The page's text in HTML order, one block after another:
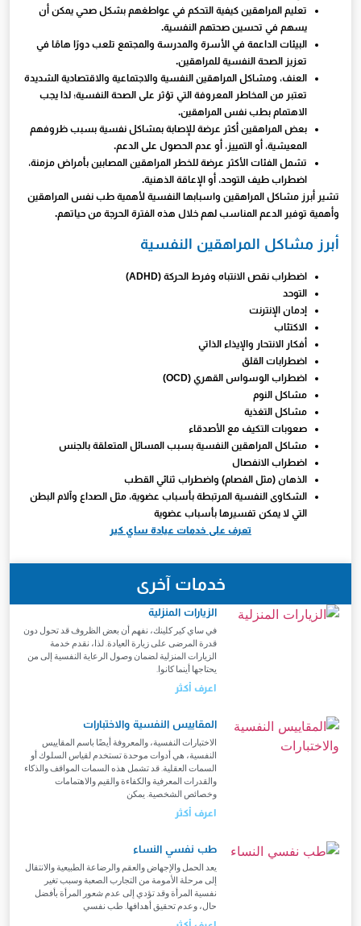
تعليم المراهقين كيفية التحكم في عواطغهم بشكل صحي يمكن أن
يسهم في تحسين صحتهم النفسية.
البيئات الداعمة في الأسرة والمدرسة والمجتمع تلعب دورًا هامًا في
تعزيز الصحة النفسية للمراهقين.
العنف، ومشاكل المراهقين النفسية والاجتماعية والاقتصادية الشديدة
تعتبر من المخاطر المعروفة التي تؤثر على الصحة النفسية؛ لذا يجب
الاهتمام بطب نفس المراهقين.
بعض المراهقين أكثر عرضة للإصابة بمشاكل نفسية بسبب ظروفهم
المعيشية، أو التمييز، أو عدم الحصول على الدعم.
تشمل الفئات الأكثر عرضة للخطر المراهقين المصابين بأمراض مزمنة،
اضطراب طيف التوحد، أو الإعاقة الذهنية.
تشير أبرز مشاكل المراهقين واسبابها النفسية لأهمية طب نفس المراهقين
وأهمية توفير الدعم المناسب لهم خلال هذه الفترة الحرجة من حياتهم.
أبرز مشاكل المراهقين النفسية
اضطراب نقص الانتباه وفرط الحركة (ADHD)
التوحد
إدمان الإنترنت
الاكتئاب
أفكار الانتحار والإيذاء الذاتي
اضطرابات القلق
اضطراب الوسواس القهري (OCD)
مشاكل النوم
مشاكل التغذية
صعوبات التكيف مع الأصدقاء
مشاكل المراهقين النفسية بسبب المسائل المتعلقة بالجنس
اضطراب الانفصال
الذهان (مثل الفصام) واضطراب ثنائي القطب
الشكاوى النفسية المرتبطة بأسباب عضوية، مثل الصداع وآلام البطن
التي لا يمكن تفسيرها بأسباب عضوية
تعرف على خدمات عيادة ساي كير
خدمات آخرى
الزيارات المنزلية
في ساي كير كلينك، نفهم أن بعض الظروف قد تحول دون
قدرة المرضى على زيارة العيادة. لذا، نقدم خدمة
الزيارات المنزلية لضمان وصول الرعاية النفسية إلى من
يحتاجها أينما كانوا.
اعرف أكثر
المقاييس النفسية والاختبارات
الاختبارات النفسية، والمعروفة أيضًا باسم المقاييس
النفسية، هي أدوات موحدة تستخدم لقياس السلوك أو
السمات العقلية. قد تشمل هذه السمات المواقف والذكاء
والقدرات المعرفية والكفاءة والقيم والاهتمامات
وخصائص الشخصية. يمكن
اعرف أكثر
طب نفسي النساء
يعد الحمل والإجهاض والعقم والرضاعة الطبيعية والانتقال
إلى مرحلة الأمومة من التجارب الصعبة وسبب تغير
نفسية المرأة وقد تؤدي إلى عدم شعور المرأة بأفضل
حال، وعدم تحقيق أهدافها. طب نفسي